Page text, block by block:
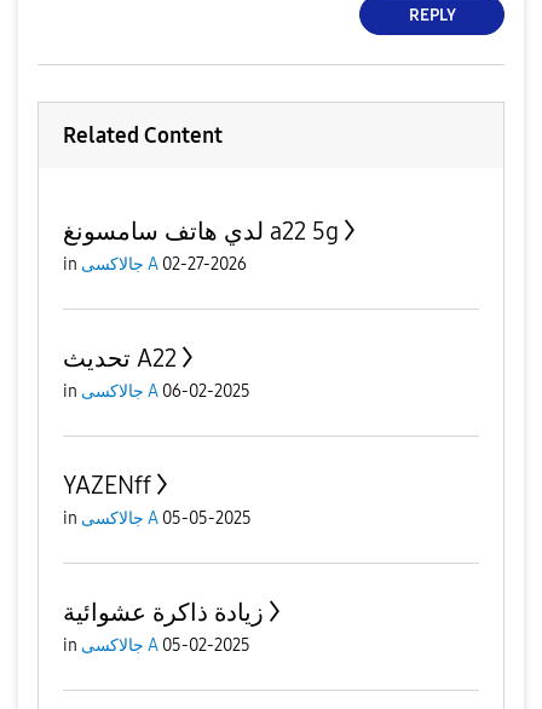
REPLY
Related Content
لدي هاتف سامسونغ a22 5g
in جالاكسى A 02-27-2026
تحديث A22
in جالاكسى A 06-02-2025
YAZENff
in جالاكسى A 05-05-2025
زيادة ذاكرة عشوائية
in جالاكسى A 05-02-2025